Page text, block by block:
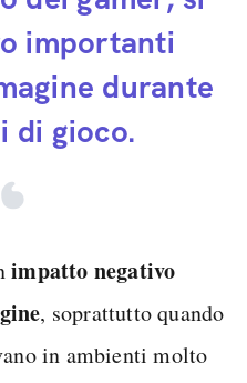
importanti
durante
di gioco.
impatto negativo
, soprattutto quando
in ambienti molto